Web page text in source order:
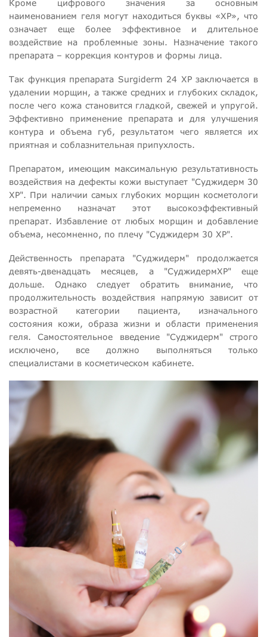
Кроме цифрового значения за основным
наименованием геля могут находиться буквы «ХР», что
означает еще более эффективное и длительное
воздействие на проблемные зоны. Назначение такого
препарата – коррекция контуров и формы лица.
Так функция препарата Surgiderm 24 ХР заключается в
удалении морщин, а также средних и глубоких складок,
после чего кожа становится гладкой, свежей и упругой.
Эффективно применение препарата и для улучшения
контура и объема губ, результатом чего является их
приятная и соблазнительная припухлость.
Препаратом, имеющим максимальную результативность
воздействия на дефекты кожи выступает "Суджидерм 30
ХР". При наличии самых глубоких морщин косметологи
непременно назначат этот высокоэффективный
препарат. Избавление от любых морщин и добавление
объема, несомненно, по плечу "Суджидерм 30 ХР".
Действенность препарата "Суджидерм" продолжается
девять-двенадцать месяцев, а "СуджидермХР" еще
дольше. Однако следует обратить внимание, что
продолжительность воздействия напрямую зависит от
возрастной категории пациента, изначального
состояния кожи, образа жизни и области применения
геля. Самостоятельное введение "Суджидерм" строго
исключено, все должно выполняться только
специалистами в косметическом кабинете.